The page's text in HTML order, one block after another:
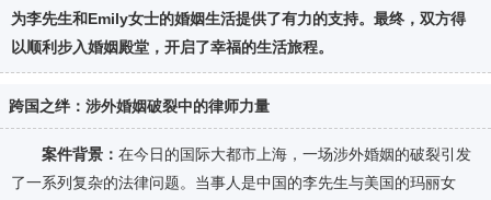
为李先生和Emily女士的婚姻生活提供了有力的支持。最终，双方得
以顺利步入婚姻殿堂，开启了幸福的生活旅程。
跨国之绊：涉外婚姻破裂中的律师力量
案件背景： 在今日的国际大都市上海，一场涉外婚姻的破裂引发
了一系列复杂的法律问题。当事人是中国的李先生与美国的玛丽女